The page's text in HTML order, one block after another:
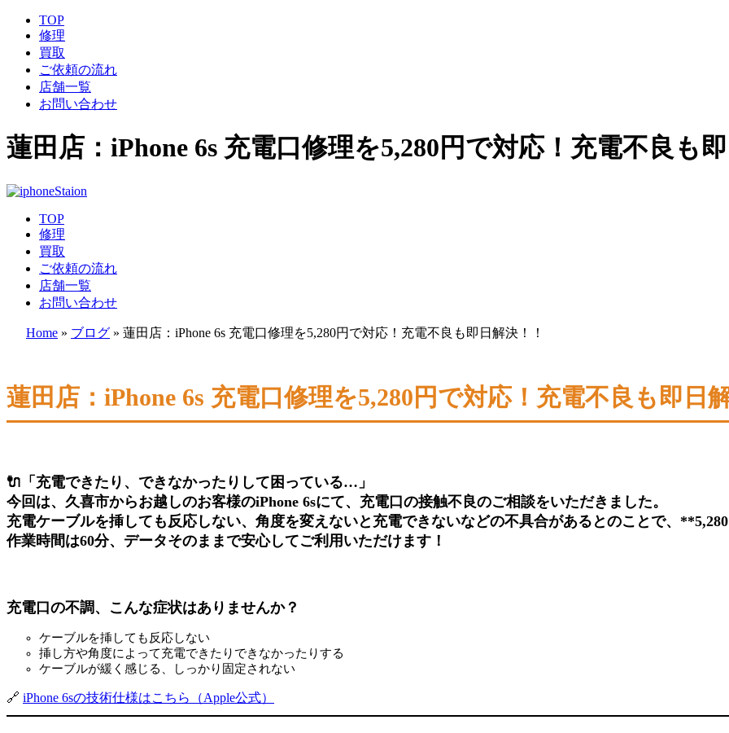
TOP
修理
買取
ご依頼の流れ
店舗一覧
お問い合わせ
蓮田店：iPhone 6s 充電口修理を5,280円で対応！充電不良も
TOP
修理
買取
ご依頼の流れ
店舗一覧
お問い合わせ
Home » ブログ » 蓮田店：iPhone 6s 充電口修理を5,280円で対応！充電不良も即日解決！！
蓮田店：iPhone 6s 充電口修理を5,280円で対応！充電不良も即日
🔌「充電できたり、できなかったりして困っている…」
今回は、 久喜市からお越しのお客様のiPhone 6sにて、 充電口の接触不良のご相談をいただきました。
充電ケーブルを挿しても反応しない、角度を変えないと充電できないなどの不具合があるとのことで、
作業時間は60分、データそのままで安心してご利用いただけます！
充電口の不調、こんな症状はありませんか？
ケーブルを挿しても反応しない
挿し方や角度によって充電できたりできなかったりする
ケーブルが緩く感じる、しっかり固定されない
🔗 iPhone 6sの技術仕様はこちら（Apple公式）